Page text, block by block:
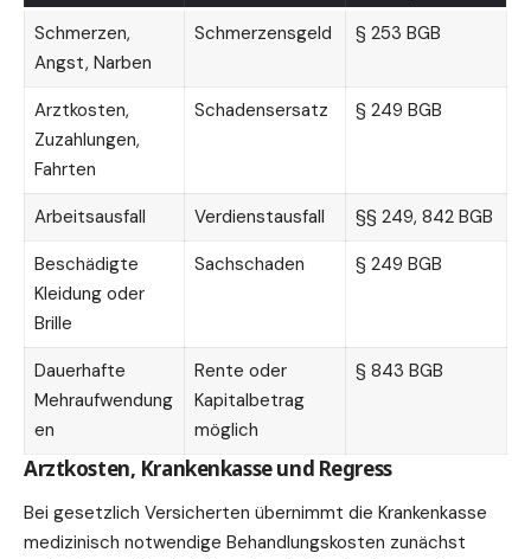
Schmerzen,
Angst, Narben
Schmerzensgeld § 253 BGB
Arztkosten,
Zuzahlungen,
Fahrten
Schadensersatz § 249 BGB
Arbeitsausfall Verdienstausfall
§§ 249, 842 BGB
Beschädigte
Kleidung oder
Brille
Sachschaden § 249 BGB
Dauerhafte
Mehraufwendung
en
Rente oder
Kapitalbetrag
möglich
§ 843 BGB
Arztkosten, Krankenkasse und Regress
Bei gesetzlich Versicherten übernimmt die Krankenkasse
medizinisch notwendige Behandlungskosten zunächst